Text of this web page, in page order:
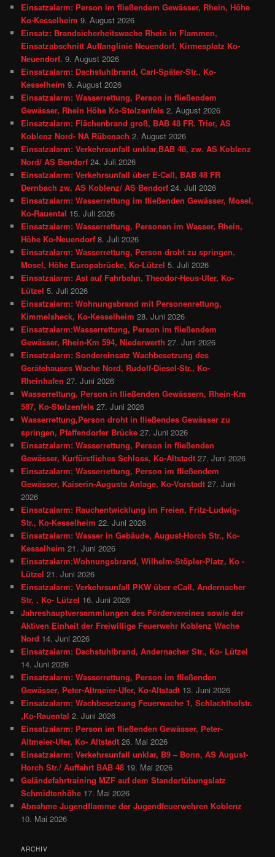
Einsatzalarm: Person im fließendem Gewässer, Rhein, Höhe
Ko-Kesselheim 9. August 2026
Einsatz: Brandsicherheitswache Rhein in Flammen,
Einsatzabschnitt Auffanglinie Neuendorf, Kirmesplatz Ko-
Neuendorf. 9. August 2026
Einsatzalarm: Dachstuhlbrand, Carl-Später-Str., Ko-
Kesselheim 9. August 2026
Einsatzalarm: Wasserrettung, Person in fließendem
Gewässer, Rhein Höhe Ko-Stolzenfels 2. August 2026
Einsatzalarm: Flächenbrand groß, BAB 48 FR. Trier, AS
Koblenz Nord- NA Rübenach 2. August 2026
Einsatzalarm: Verkehrsunfall unklar,BAB 48, zw. AS Koblenz
Nord/ AS Bendorf 24. Juli 2026
Einsatzalarm: Verkehrsunfall über E-Call, BAB 48 FR
Dernbach zw. AS Koblenz/ AS Bendorf 24. Juli 2026
Einsatzalarm: Wasserrettung im fließenden Gewässer, Mosel,
Ko-Rauental 15. Juli 2026
Einsatzalarm: Wasserrettung, Personen im Wasser, Rhein,
Höhe Ko-Neuendorf 8. Juli 2026
Einsatzalarm: Wasserrettung, Person droht zu springen,
Mosel, Höhe Europabrücke, Ko-Lützel 5. Juli 2026
Einsatzalarm: Ast auf Fahrbahn, Theodor-Heus-Ufer, Ko-
Lützel 5. Juli 2026
Einsatzalarm: Wohnungsbrand mit Personenrettung,
Kimmelsheck, Ko-Kesselheim 28. Juni 2026
Einsatzalarm:Wasserrettung, Person im fließendem
Gewässer, Rhein-Km 594, Niederwerth 27. Juni 2026
Einsatzalarm: Sondereinsatz Wachbesetzung des
Gerätehauses Wache Nord, Rudolf-Diesel-Str., Ko-
Rheinhafen 27. Juni 2026
Wasserrettung, Person in fließenden Gewässern, Rhein-Km
587, Ko-Stolzenfels 27. Juni 2026
Wasserrettung,Person droht in fließendes Gewässer zu
springen, Pfaffendorfer Brücke 27. Juni 2026
Einsatzalarm: Wasserrettung, Person in fließenden
Gewässer, Kurfürstliches Schloss, Ko-Altstadt 27. Juni 2026
Einsatzalarm: Wasserrettung, Person im fließendem
Gewässer, Kaiserin-Augusta Anlage, Ko-Vorstadt 27. Juni
2026
Einsatzalarm: Rauchentwicklung im Freien, Fritz-Ludwig-
Str., Ko-Kesselheim 22. Juni 2026
Einsatzalarm: Wasser in Gebäude, August-Horch Str., Ko-
Kesselheim 21. Juni 2026
Einsatzalarm:Wohnungsbrand, Wilhelm-Stöpler-Platz, Ko -
Lützel 21. Juni 2026
Einsatzalarm: Verkehrsunfall PKW über eCall, Andernacher
Str. , Ko- Lützel 16. Juni 2026
Jahreshauptversammlungen des Fördervereines sowie der
Aktiven Einheit der Freiwillige Feuerwehr Koblenz Wache
Nord 14. Juni 2026
Einsatzalarm: Dachstuhlbrand, Andernacher Str., Ko- Lützel
14. Juni 2026
Einsatzalarm: Wasserrettung, Person im fließenden
Gewässer, Peter-Altmeier-Ufer, Ko-Altstadt 13. Juni 2026
Einsatzalarm: Wachbesetzung Feuerwache 1, Schlachthofstr.
,Ko-Rauental 2. Juni 2026
Einsatzalarm: Person im fließenden Gewässer, Peter-
Altmeier-Ufer, Ko- Altstadt 26. Mai 2026
Einsatzalarm: Verkehrsunfall unklar, B9 – Bonn, AS August-
Horch Str./ Auffahrt BAB 48 19. Mai 2026
Geländefahrtraining MZF auf dem Standortübungslatz
Schmidtenhöhe 17. Mai 2026
Abnahme Jugendflamme der Jugendfeuerwehren Koblenz
10. Mai 2026
ARCHIV